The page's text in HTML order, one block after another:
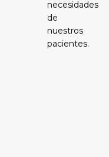
necesidades
de
nuestros
pacientes.